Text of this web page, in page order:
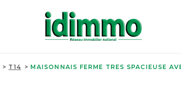
T14 MAISONNAIS FERME TRES SPACIEUSE